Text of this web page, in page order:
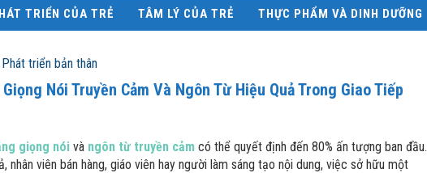
TRIỂN CỦA TRẺ TÂM LÝ CỦA TRẺ THỰC PHẨM VÀ DINH DƯỠNG
Phát triển bản thân
Nói Truyền Cảm Và Ngôn Từ Hiệu Quả Trong Giao Tiếp
giọng nói và ngôn từ truyền cảm có thể quyết định đến 80% ấn tượng ban đầu.
nhân viên bán hàng, giáo viên hay người làm sáng tạo nội dung, việc sở hữu một